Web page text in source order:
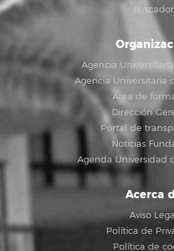
Buscador
Agencia
Agencia Universitaria
Área de
Dirección
Portal de
Noticias
Agenda Universidad
Acerca
Aviso Legal
Política de
Política de